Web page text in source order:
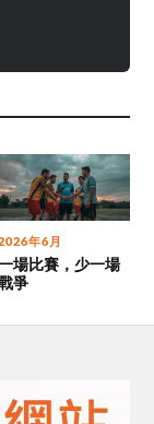
年6月
場比賽，少一場
爭